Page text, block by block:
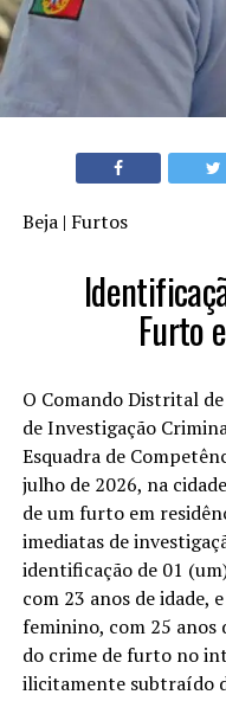
Beja | Furtos
Furto
O Comando Distrital de
de Investigação
Esquadra de
julho de 2026, na
de um furto em
imediatas de
identificação de 01
com 23 anos de idade,
feminino, com 25 anos
do crime de furto no
ilicitamente subtraído